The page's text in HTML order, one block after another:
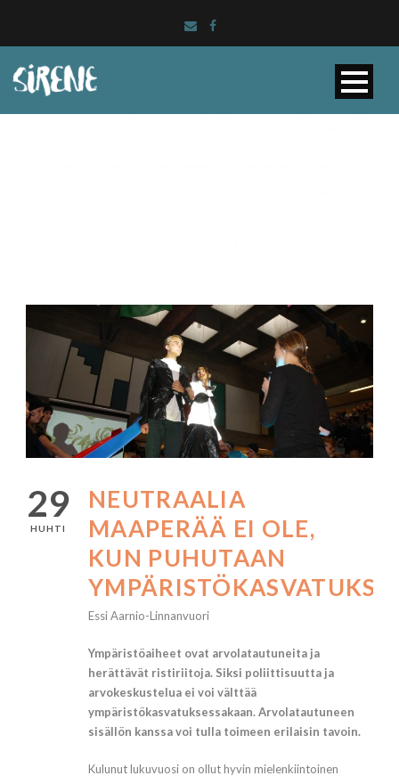
29
HUHTI
NEUTRAALIA
MAAPERÄÄ EI OLE,
KUN PUHUTAAN
Essi Aarnio-Linnanvuori
Ympäristöaiheet ovat arvolatautuneita ja
herättävät ristiriitoja. Siksi poliittisuutta ja
arvokeskustelua ei voi välttää
ympäristökasvatuksessakaan. Arvolatautuneen
sisällön kanssa voi tulla toimeen erilaisin tavoin.
Kulunut lukuvuosi on ollut hyvin mielenkiintoinen